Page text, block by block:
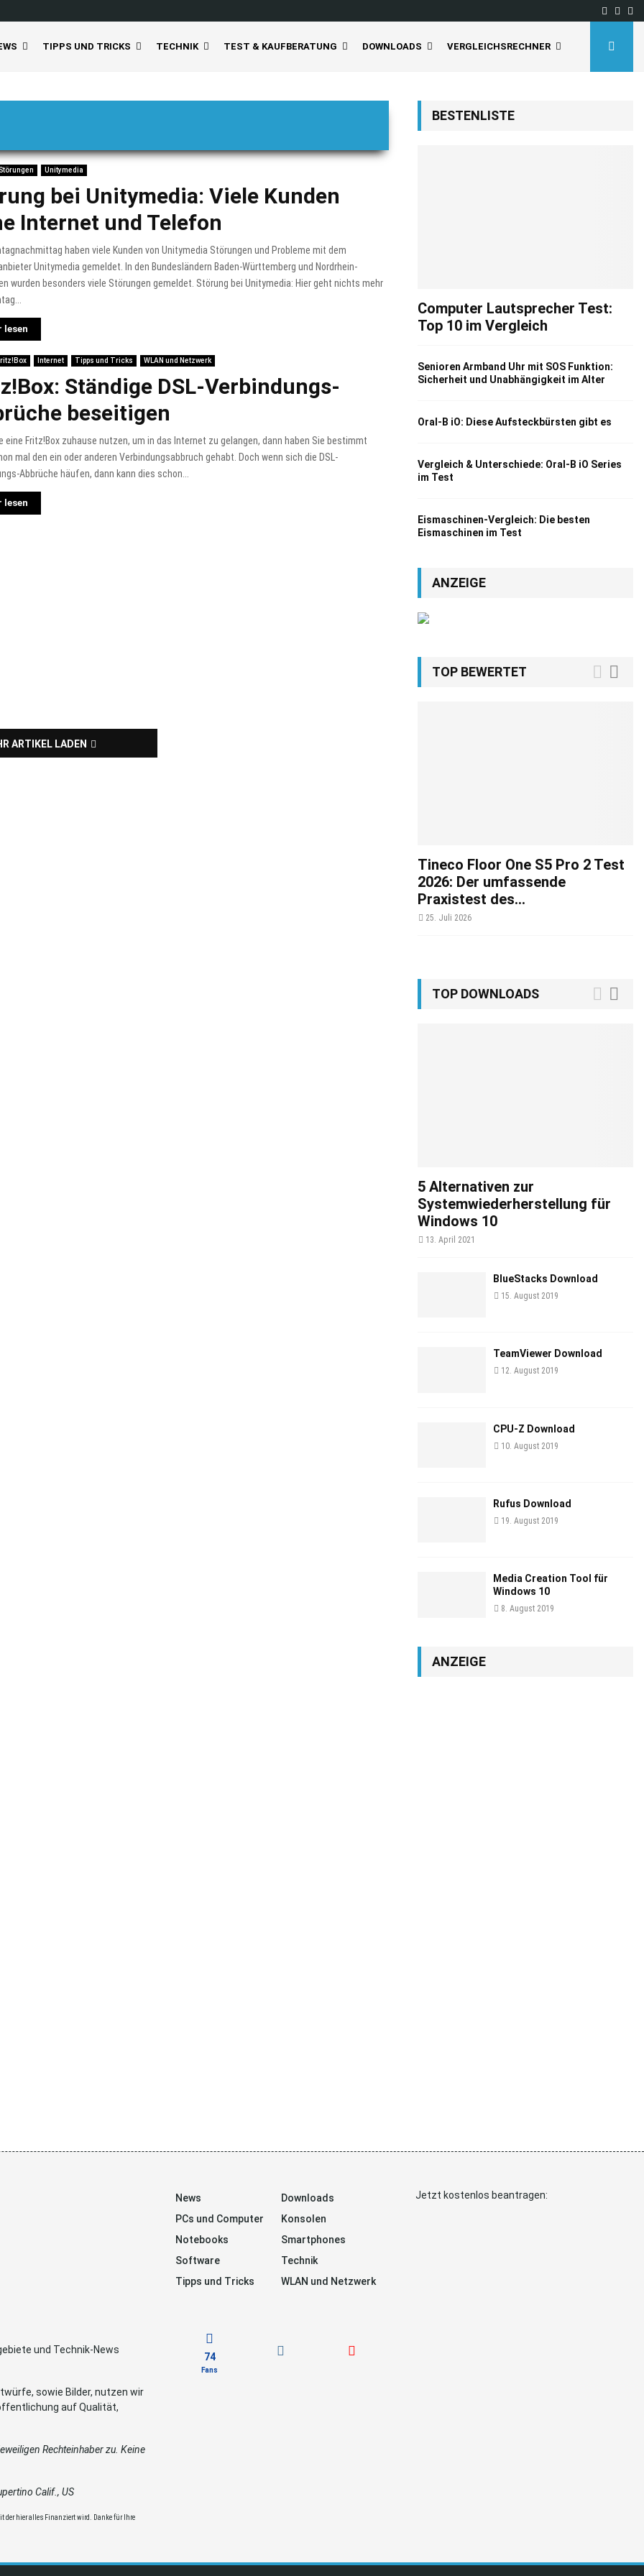
TIPPS UND TRICKS TECHNIK TEST & KAUFBERATUNG DOWNLOADS VERGLEICHSRECHNER
Unitymedia
bei Unitymedia: Viele Kunden
Internet und Telefon
haben viele Kunden von Unitymedia Störungen und Probleme mit dem
Unitymedia gemeldet. In den Bundesländern Baden-Württemberg und Nordrhein-
wurden besonders viele Störungen gemeldet. Störung bei Unitymedia: Hier geht nichts mehr
lesen
Internet Tipps und Tricks WLAN und Netzwerk
Ständige DSL-Verbindungs-
beseitigen
eine Fritz!Box zuhause nutzen, um in das Internet zu gelangen, dann haben Sie bestimmt
mal den ein oder anderen Verbindungsabbruch gehabt. Doch wenn sich die DSL-
Abbrüche häufen, dann kann dies schon...
lesen
ARTIKEL LADEN
BESTENLISTE
Computer Lautsprecher Test:
Top 10 im Vergleich
Senioren Armband Uhr mit SOS Funktion:
Sicherheit und Unabhängigkeit im Alter
Oral-B iO: Diese Aufsteckbürsten gibt es
Vergleich & Unterschiede: Oral-B iO Series
im Test
Eismaschinen-Vergleich: Die besten
Eismaschinen im Test
ANZEIGE
TOP BEWERTET
Tineco Floor One S5 Pro 2 Test
2026: Der umfassende
Praxistest des...
25. Juli 2026
TOP DOWNLOADS
5 Alternativen zur
Systemwiederherstellung für
Windows 10
13. April 2021
BlueStacks Download
15. August 2019
TeamViewer Download
12. August 2019
CPU-Z Download
10. August 2019
Rufus Download
19. August 2019
Media Creation Tool für
Windows 10
8. August 2019
ANZEIGE
und Technik-News
sowie Bilder, nutzen wir
auf Qualität,
Rechteinhaber zu. Keine
Calif., US
der hier alles Finanziert wird. Danke für Ihre
News
Downloads
PCs und Computer
Konsolen
Notebooks
Smartphones
Software
Technik
Tipps und Tricks
WLAN und Netzwerk
74
Fans
Jetzt kostenlos beantragen: